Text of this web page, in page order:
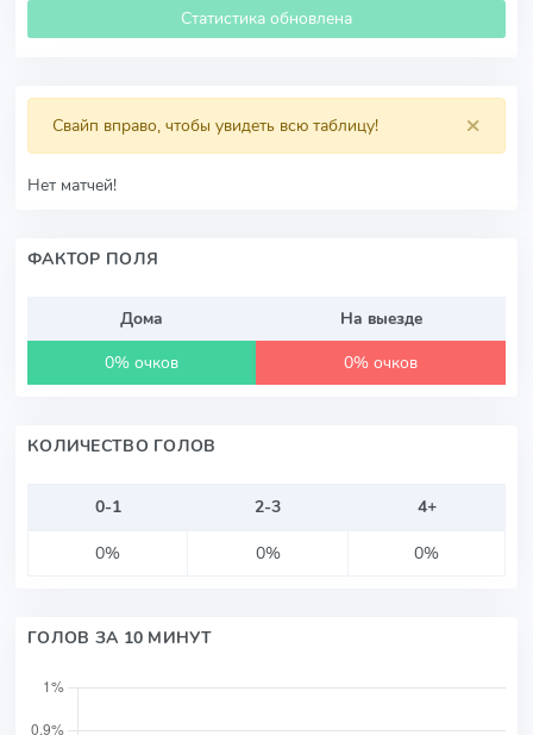
Статистика обновлена
×
Свайп вправо, чтобы увидеть всю таблицу!
Нет матчей!
ФАКТОР ПОЛЯ
Дома
На выезде
0% очков
0% очков
КОЛИЧЕСТВО ГОЛОВ
0-1 2-3
4+
0%
0% 0%
ГОЛОВ ЗА 10 МИНУТ